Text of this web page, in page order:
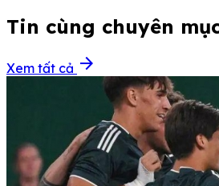
Tin cùng chuyên
Xem tất cả arrow_forward